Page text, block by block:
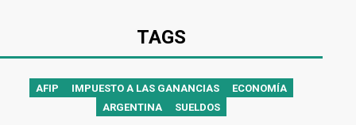
TAGS
AFIP IMPUESTO A LAS GANANCIAS
ECONOMÍA
ARGENTINA
SUELDOS